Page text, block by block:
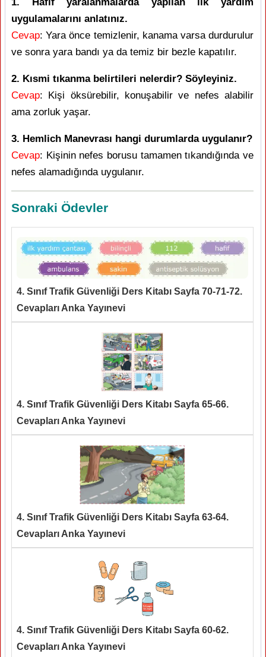
uygulamalarını anlatınız.
Cevap: Yara önce temizlenir, kanama varsa durdurulur
ve sonra yara bandı ya da temiz bir bezle kapatılır.
2. Kısmi tıkanma belirtileri nelerdir? Söyleyiniz.
Cevap: Kişi öksürebilir, konuşabilir ve nefes alabilir
ama zorluk yaşar.
3. Hemlich Manevrası hangi durumlarda uygulanır?
Cevap: Kişinin nefes borusu tamamen tıkandığında ve
nefes alamadığında uygulanır.
Sonraki Ödevler
4. Sınıf Trafik Güvenliği Ders Kitabı Sayfa 70-71-72.
Cevapları Anka Yayınevi
4. Sınıf Trafik Güvenliği Ders Kitabı Sayfa 65-66.
Cevapları Anka Yayınevi
4. Sınıf Trafik Güvenliği Ders Kitabı Sayfa 63-64.
Cevapları Anka Yayınevi
4. Sınıf Trafik Güvenliği Ders Kitabı Sayfa 60-62.
Cevapları Anka Yayınevi